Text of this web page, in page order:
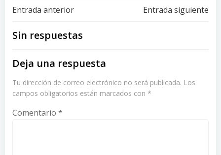
Navegación
de
entradas
Entrada anterior
Navegación
Entrada siguiente
Sin respuestas
Deja una respuesta
Tu dirección de correo electrónico no será publicada. Los
campos obligatorios están marcados con *
Comentario *